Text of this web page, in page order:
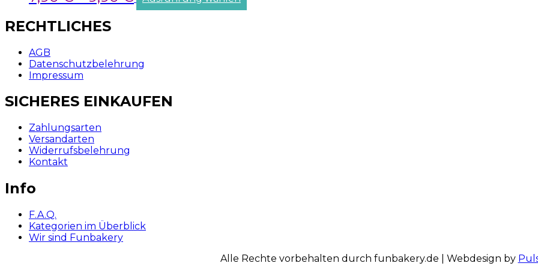
RECHTLICHES
AGB
Datenschutzbelehrung
Impressum
SICHERES EINKAUFEN
Zahlungsarten
Versandarten
Widerrufsbelehrung
Kontakt
Info
F.A.Q.
Kategorien im Überblick
Wir sind Funbakery
Alle Rechte vorbehalten durch funbakery.de | Webdesign by